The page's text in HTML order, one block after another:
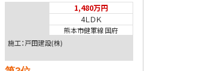
1,480万円
4ＬＤＫ
熊本市健軍線 国府
施工：戸田建設(株)